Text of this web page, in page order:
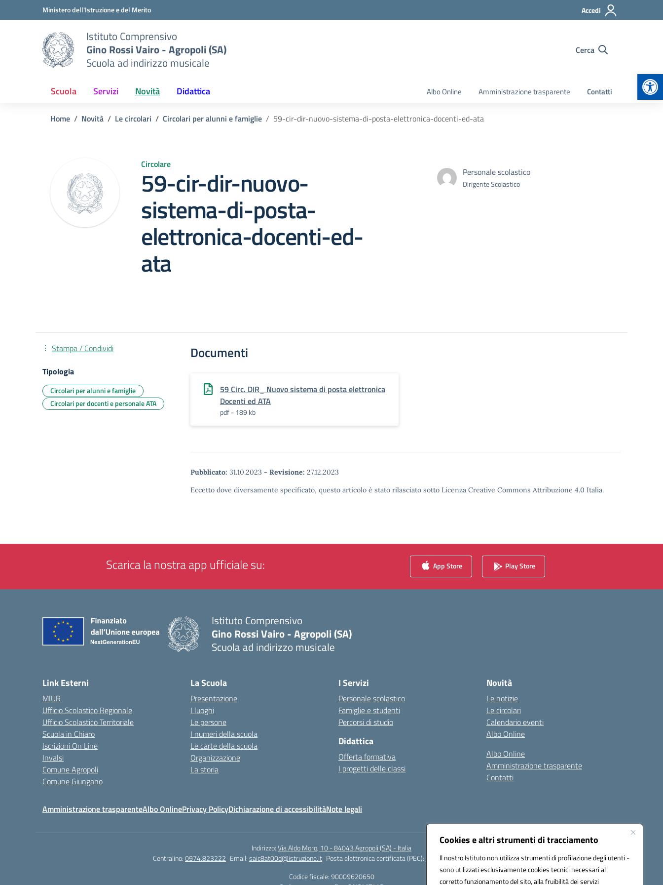
Cookies e altri strumenti di tracciamento
Il nostro Istituto non utilizza strumenti di profilazione degli utenti -
sono utilizzati esclusivamente cookies tecnici necessari al
corretto funzionamento del sito, alla fruibilità dei servizi
Vai ai contenuti
Vai al menu di navigazioneMinistero dell'Istruzione e del Merito Accedi
Istituto Comprensivo
Gino Rossi Vairo - Agropoli (SA)
Scuola ad indirizzo musicale
Cerca
Scuola Servizi Novità Didattica Albo Online Amministrazione trasparente Contatti
Home Novità Le circolari Circolari per alunni e famiglie 59-cir-dir-nuovo-sistema-di-posta-elettronica-docenti-ed-ata
Circolare
59-cir-dir-nuovo-
sistema-di-posta-
elettronica-docenti-ed-
ata
Personale scolastico
Dirigente Scolastico
Documenti
59 Circ. DIR_ Nuovo sistema di posta elettronica
Docenti ed ATA
pdf - 189 kb
Pubblicato: 31.10.2023 - Revisione: 27.12.2023
Eccetto dove diversamente specificato, questo articolo è stato rilasciato sotto Licenza Creative Commons Attribuzione 4.0 Italia.
Stampa / Condividi
Tipologia
Circolari per alunni e famiglie
Circolari per docenti e personale ATA
Scarica la nostra app ufficiale su: App Store Play Store
Istituto Comprensivo
Gino Rossi Vairo - Agropoli (SA)
Scuola ad indirizzo musicale
Link Esterni
MIUR
Ufficio Scolastico Regionale
Ufficio Scolastico Territoriale
Scuola in Chiaro
Iscrizioni On Line
Invalsi
Comune Agropoli
Comune Giungano
La Scuola
Presentazione
I luoghi
Le persone
I numeri della scuola
Le carte della scuola
Organizzazione
La storia
I Servizi
Personale scolastico
Famiglie e studenti
Percorsi di studio
Didattica
Offerta formativa
I progetti delle classi
Novità
Le notizie
Le circolari
Calendario eventi
Albo Online
Albo Online
Amministrazione trasparente
Contatti
Amministrazione trasparenteAlbo OnlinePrivacy PolicyDichiarazione di accessibilitàNote legali
Indirizzo:Via Aldo Moro, 10 - 84043 Agropoli (SA) - Italia
Centralino:0974.823222 Email:saic8at00d@istruzione.it Posta elettronica certificata (PEC):saic8at00d@pec.istruzione.it
Codice fiscale: 90009620650